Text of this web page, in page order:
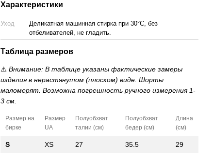
Характеристики
Уход
Деликатная машинная стирка при 30°C, без
отбеливателей, не гладить.
Таблица размеров
⚠️ Внимание: В таблице указаны фактические замеры
изделия в нерастянутом (плоском) виде. Шорты
маломерят. Возможна погрешность ручного измерения 1-
3 см.
Размер на
бирке
Размер
UA
Полуобхват
талии (см)
Полуобхват
бедер (см)
Длина
(см)
S XS 27 35.5 29